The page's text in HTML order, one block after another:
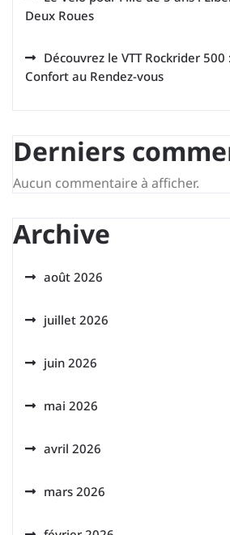
Deux Roues
Découvrez le VTT Rockrider
Confort au Rendez-vous
Derniers
Aucun commentaire à afficher.
Archive
août 2026
juillet 2026
juin 2026
mai 2026
avril 2026
mars 2026